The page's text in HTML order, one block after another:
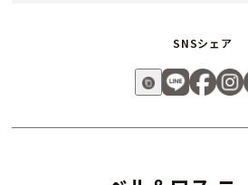
SNSシェア